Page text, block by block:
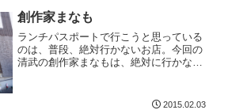
創作家まなも
ランチパスポートで行こうと思っている
のは、普段、絶対行かないお店。今回の
清武の創作家まなもは、絶対に行かな
もに到着したのは、午前11時10分頃。オ
2015.02.03